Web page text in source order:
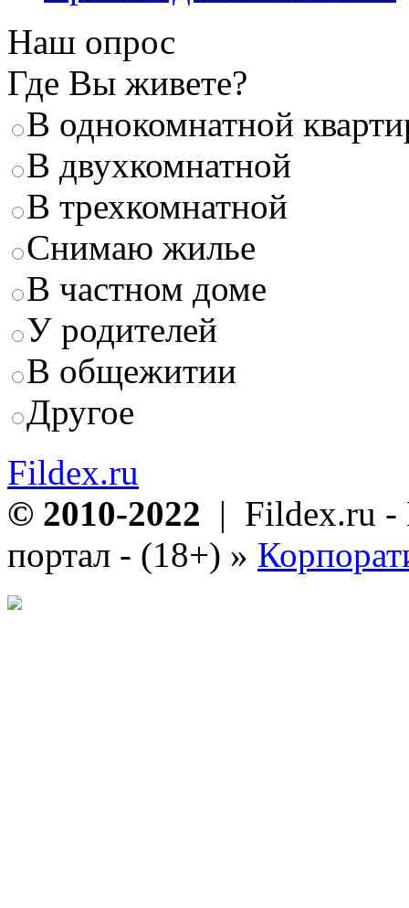
Наш опрос
Где Вы живете?
В однокомнатной
В двухкомнатной
В трехкомнатной
Снимаю жилье
В частном доме
У родителей
В общежитии
Другое
Fildex.ru
© 2010-2022 | Fildex.ru -
портал - (18+) »